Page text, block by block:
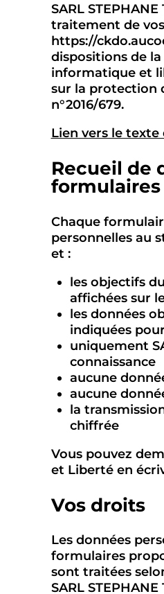
SARL
traitement de
https://
dispositions de la
informatique et
sur la protection
n°2016/679.
Lien vers le texte
Recueil de
formulaires
Chaque
personnelles au
et :
les objectifs
affichées sur
les données
indiquées
uniquement
connaissance
aucune
aucune
la
chiffrée
Vous pouvez
et Liberté en
Vos droits
Les données
formulaires
sont traitées
SARL